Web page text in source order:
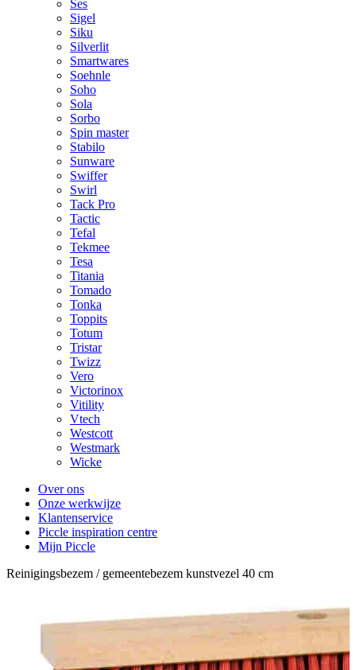
Ses
Sigel
Siku
Silverlit
Smartwares
Soehnle
Soho
Sola
Sorbo
Spin master
Stabilo
Sunware
Swiffer
Swirl
Tack Pro
Tactic
Tefal
Tekmee
Tesa
Titania
Tomado
Tonka
Toppits
Totum
Tristar
Twizz
Vero
Victorinox
Vitility
Vtech
Westcott
Westmark
Wicke
Over ons
Onze werkwijze
Klantenservice
Piccle inspiration centre
Mijn Piccle
Reinigingsbezem / gemeentebezem kunstvezel 40 cm